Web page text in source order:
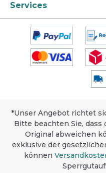
Services
*Unser Angebot richtet
Bitte beachten Sie,
Original abweichen
exklusive der
können